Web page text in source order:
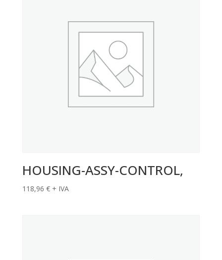
HOUSING-ASSY-CONTROL,
118,96 € + IVA